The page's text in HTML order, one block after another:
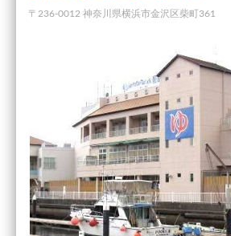
〒236-0012 神奈川県横浜市金沢区柴町361